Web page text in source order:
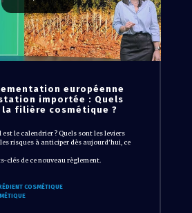
européenne
importée : Quels
filière cosmétique ?
est le calendrier ? Quels sont les leviers
risques à anticiper dès aujourd’hui, ce
clés de ce nouveau règlement.
COSMÉTIQUE